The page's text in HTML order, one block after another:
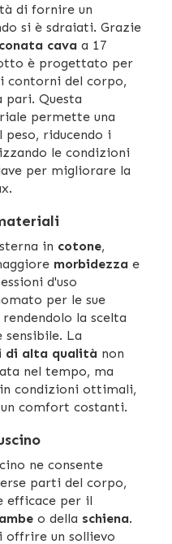
di fornire un
si è sdraiati. Grazie
cava a 17
è progettato per
contorni del corpo,
pari. Questa
permette una
peso, riducendo i
le condizioni
per migliorare la
in cotone,
morbidezza e
d'uso
per le sue
rendendolo la scelta
La
di alta qualità non
nel tempo, ma
condizioni ottimali,
comfort costanti.
ne consente
parti del corpo,
efficace per il
o della schiena.
offrire un sollievo